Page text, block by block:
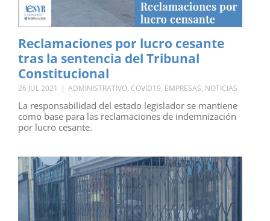
Reclamaciones por lucro cesante
tras la sentencia del Tribunal
Constitucional
26 JUL 2021 | ADMINISTRATIVO, COVID19, EMPRESAS, NOTICIAS
La responsabilidad del estado legislador se mantiene
como base para las reclamaciones de indemnización
por lucro cesante.